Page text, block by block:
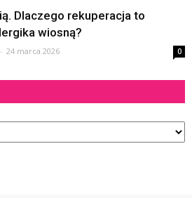
Dlaczego rekuperacja to
wiosną?
- 24 marca 2026 0